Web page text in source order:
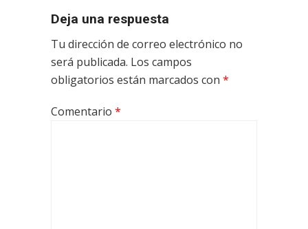
Deja una respuesta
Tu dirección de correo electrónico no
será publicada. Los campos
obligatorios están marcados con *
Comentario *